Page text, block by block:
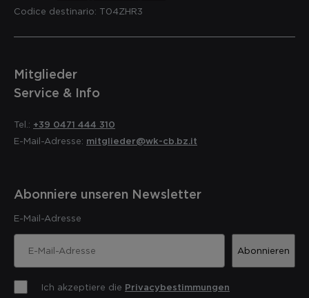
Codice destinario: T04ZHR3
Mitglieder
Service & Info
Tel.: +39 0471 444 310
E-Mail-Adresse: mitglieder@wk-cb.bz.it
Abonniere unseren Newsletter
E-Mail-Adresse
Abonnieren
Ich akzeptiere die Privacybestimmungen